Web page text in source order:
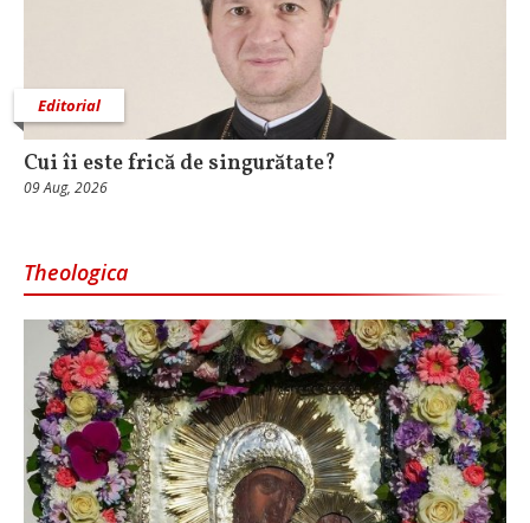
Editorial
Cui îi este frică de singurătate?
09 Aug, 2026
Theologica